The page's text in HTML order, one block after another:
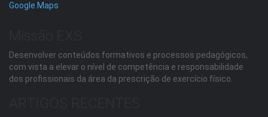
Google Maps
Desenvolver conteúdos formativos e processos pedagógicos,
com vista a elevar o nível de competência e responsabilidade
dos profissionais da área da prescrição de exercício físico.